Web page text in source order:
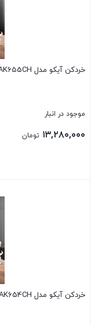
خردکن آیکو مدل AK655CH
موجود در انبار
۱۳,۲۸۰,۰۰۰ تومان
خردکن آیکو مدل AK654CH